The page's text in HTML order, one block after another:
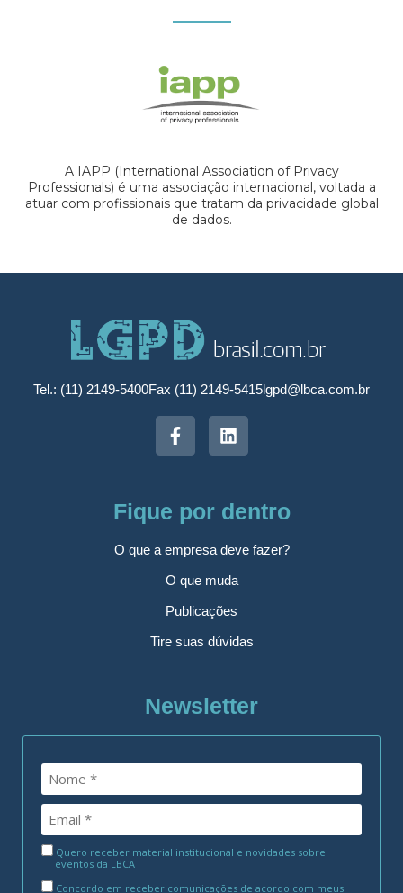
A IAPP (International Association of Privacy
Professionals) é uma associação internacional, voltada a
atuar com profissionais que tratam da privacidade global
de dados.
Tel.: (11) 2149-5400Fax (11) 2149-5415lgpd@lbca.com.br
Fique por dentro
O que a empresa deve fazer?
O que muda
Publicações
Tire suas dúvidas
Newsletter
Quero receber material institucional e novidades sobre
eventos da LBCA
Concordo em receber comunicações de acordo com meus